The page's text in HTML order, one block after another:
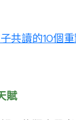
共讀的10個
賦